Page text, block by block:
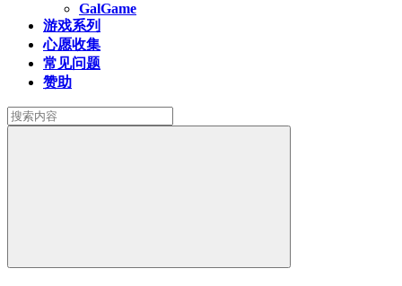
GalGame
游戏系列
心愿收集
常见问题
赞助